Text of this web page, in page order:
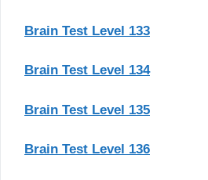
Brain Test Level 133
Brain Test Level 134
Brain Test Level 135
Brain Test Level 136